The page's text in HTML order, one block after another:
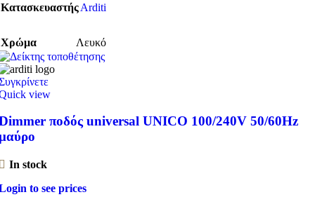
ΚατασκευαστήςArditi
Χρώμα Λευκό
view
ποδός universal UNICO 100/240V 50/60Hz
In stock
to see prices